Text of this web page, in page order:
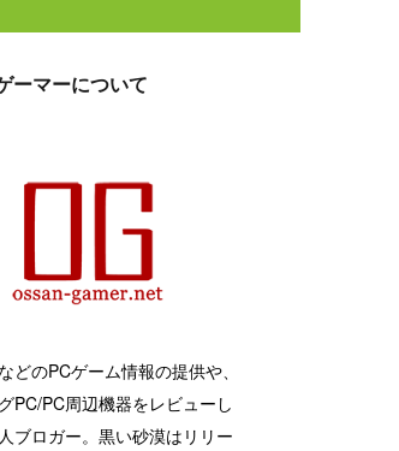
ーマーについて
どのPCゲーム情報の提供や、
PC/PC周辺機器をレビューし
ブロガー。黒い砂漠はリリー